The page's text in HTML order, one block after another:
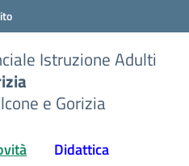
Istruzione Adulti
e Gorizia
Didattica